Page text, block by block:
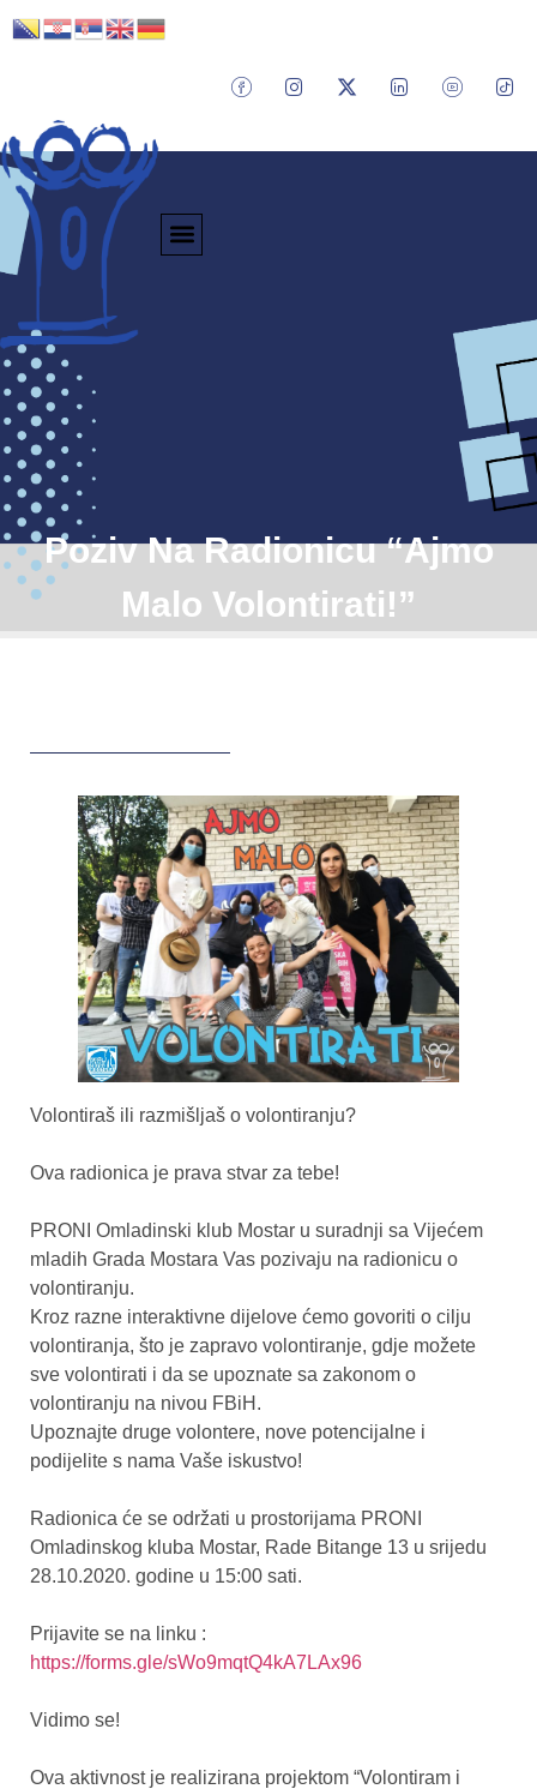
Poziv Na Radionicu “Ajmo
Malo Volontirati!”
Volontiraš ili razmišljaš o volontiranju?
Ova radionica je prava stvar za tebe!
PRONI Omladinski klub Mostar u suradnji sa Vijećem
mladih Grada Mostara Vas pozivaju na radionicu o
volontiranju.
Kroz razne interaktivne dijelove ćemo govoriti o cilju
volontiranja, što je zapravo volontiranje, gdje možete
sve volontirati i da se upoznate sa zakonom o
volontiranju na nivou FBiH.
Upoznajte druge volontere, nove potencijalne i
podijelite s nama Vaše iskustvo!
Radionica će se održati u prostorijama PRONI
Omladinskog kluba Mostar, Rade Bitange 13 u srijedu
28.10.2020. godine u 15:00 sati.
Prijavite se na linku :
https://forms.gle/sWo9mqtQ4kA7LAx96
Vidimo se!
Ova aktivnost je realizirana projektom “Volontiram i